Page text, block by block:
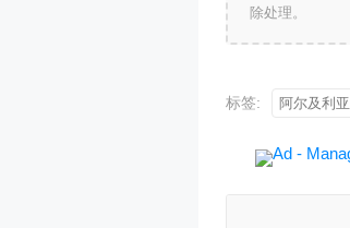
除处理。
标签: 阿尔及利亚